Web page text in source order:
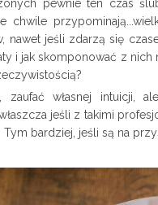
pewnie ten czas
chwile
nawet jeśli zdarzą się
i jak skomponować z
zaufać własnej intuicji,
jeśli z takimi
bardziej, jeśli są na